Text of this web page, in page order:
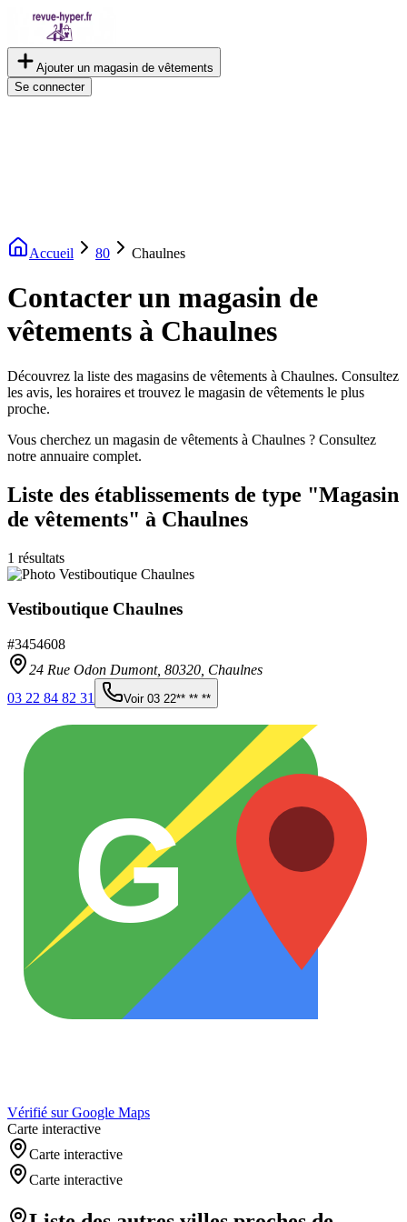
Ajouter un magasin de vêtements
Se connecter
Accueil 80 Chaulnes
Contacter un magasin de
vêtements à Chaulnes
Découvrez la liste des magasins de vêtements à Chaulnes. Consultez
les avis, les horaires et trouvez le magasin de vêtements le plus
proche.
Vous cherchez un magasin de vêtements à Chaulnes ? Consultez
notre annuaire complet.
Liste des établissements de type "Magasin
de vêtements" à Chaulnes
1 résultats
Vestiboutique Chaulnes
#3454608
24 Rue Odon Dumont, 80320 Chaulnes
03 22 84 82 31
Voir 03 22** ** **
G
Vérifié sur Google Maps
Carte interactive
Carte interactive
Carte interactive